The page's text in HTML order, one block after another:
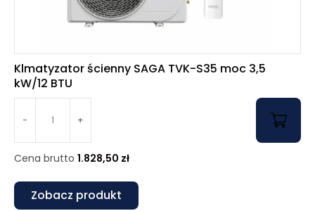
Klmatyzator ścienny SAGA TVK-S35 moc 3,5
kW/12 BTU
- +
Cena brutto 1.828,50 zł
Zobacz produkt